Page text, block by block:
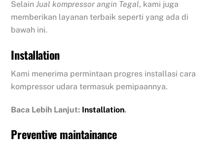
SelainJual kompressor angin Tegal, kami juga
memberikan layanan terbaik seperti yang ada di
bawah ini.
Installation
Kami menerima permintaan progres installasi cara
kompressor udara termasuk pemipaannya.
Baca Lebih Lanjut: Installation.
Preventive maintainance